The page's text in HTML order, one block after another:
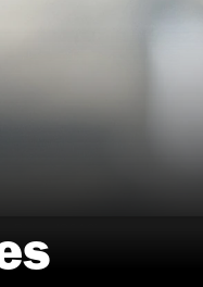
Ridge (2016)